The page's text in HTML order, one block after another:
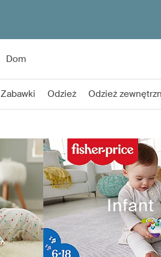
Dom
Zabawki Odzież Odzież
Infant